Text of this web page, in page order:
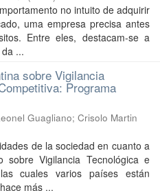
no intuito de adquirir
uma empresa precisa antes
Entre eles, destacam-se a
...
sobre Vigilancia
Programa
Guagliano; Crisolo Martin
de la sociedad en cuanto a
sobre Vigilancia Tecnológica e
cuales varios países están
más ...